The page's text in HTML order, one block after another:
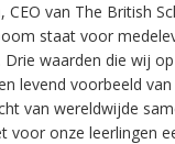
CEO van The British
staat voor
waarden die wij
levend voorbeeld
van wereldwijde
voor onze leerlingen